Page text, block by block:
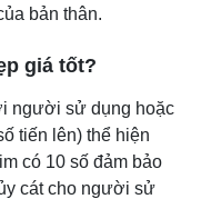
bản thân.
giá tốt?
người sử dụng hoặc
tiến lên) thể hiện
có 10 số đảm bảo
cát cho người sử